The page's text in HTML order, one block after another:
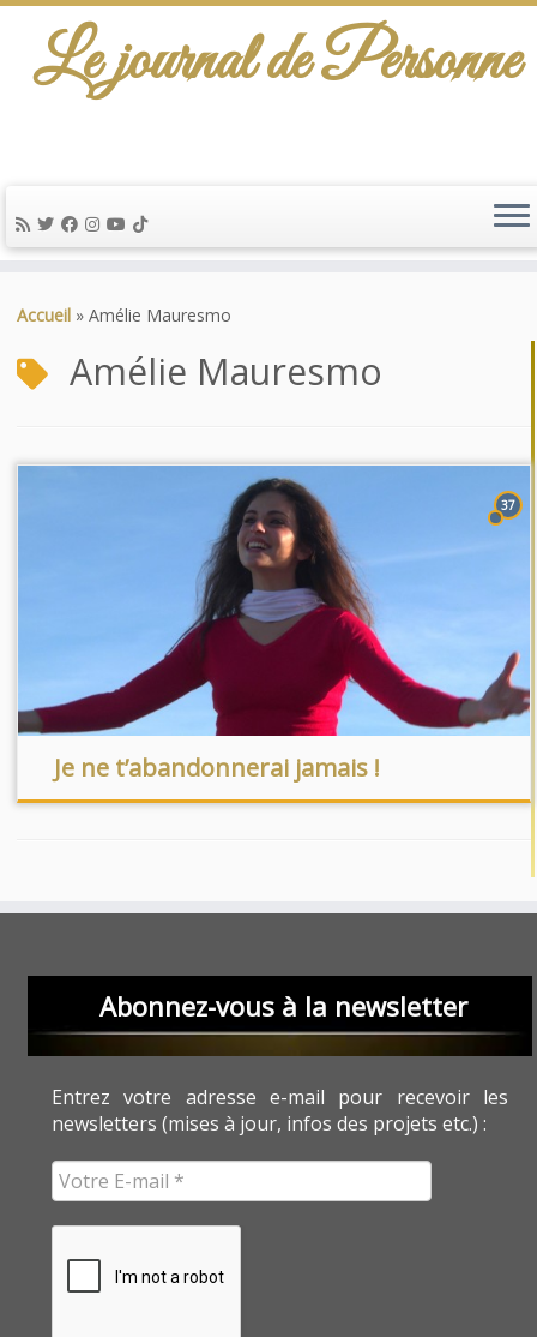
au
Le journal de Personne
Accueil » Amélie Mauresmo
Amélie Mauresmo
37
Je ne t’abandonnerai jamais !
Abonnez-vous à la newsletter
Entrez votre adresse e-mail pour recevoir les
newsletters (mises à jour, infos des projets etc.) :